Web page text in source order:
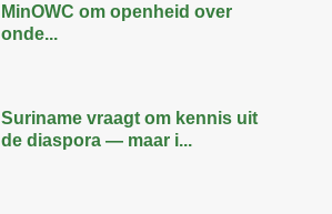
MinOWC om openheid over
onde...
Suriname vraagt om kennis uit
de diaspora — maar i...